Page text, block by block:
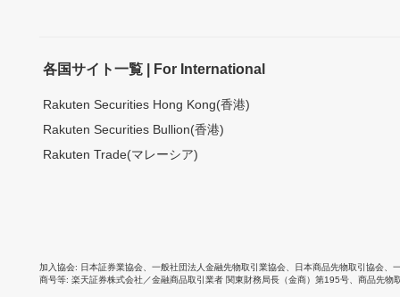
各国サイト一覧 | For International
Rakuten Securities Hong Kong(香港)
Rakuten Securities Bullion(香港)
Rakuten Trade(マレーシア)
加入協会 日本証券業協会 一般社団法人金融先物取引業協会 日本商品先物取引協会
商号等 楽天証券株式会社／金融商品取引業者 関東財務局長（金商）第195号、商品先物